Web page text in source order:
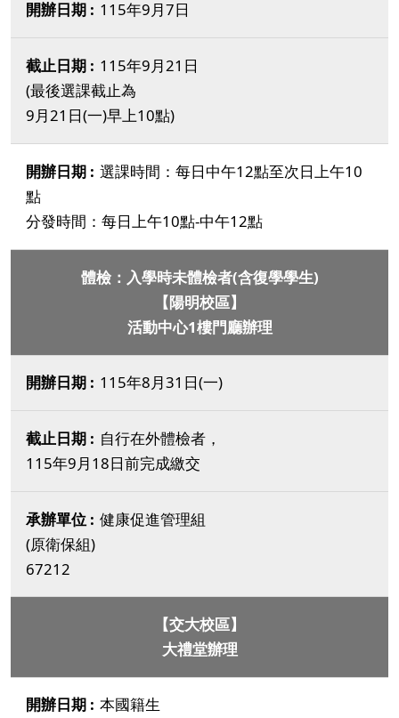
115年9月7日
115年9月21日
(最後選課截止為
9月21日(一)早上10點)
選課時間：每日中午12點至次日上午10
點
分發時間：每日上午10點-中午12點
體檢：入學時未體檢者(含復學學生)
【陽明校區】
活動中心1樓門廳辦理
115年8月31日(一)
自行在外體檢者，
115年9月18日前完成繳交
健康促進管理組
(原衛保組)
67212
【交大校區】
大禮堂辦理
本國籍生